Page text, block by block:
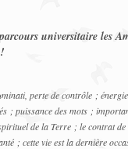
universitaire les
perte de contrôle ;
; puissance des mots ;
de la Terre ; le contrat de
; cette vie est la dernière